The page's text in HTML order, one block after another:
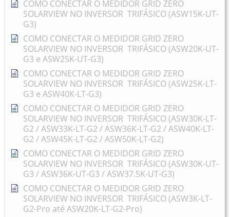
COMO CONECTAR O MEDIDOR GRID ZERO
SOLARVIEW NO INVERSOR TRIFÁSICO (ASW15K-UT-
G3)
COMO CONECTAR O MEDIDOR GRID ZERO
SOLARVIEW NO INVERSOR TRIFÁSICO (ASW20K-UT-
G3 e ASW25K-UT-G3)
COMO CONECTAR O MEDIDOR GRID ZERO
SOLARVIEW NO INVERSOR TRIFÁSICO (ASW25K-LT-
G3 e ASW40K-LT-G3)
COMO CONECTAR O MEDIDOR GRID ZERO
SOLARVIEW NO INVERSOR TRIFÁSICO (ASW30K-LT-
G2 / ASW33K-LT-G2 / ASW36K-LT-G2 / ASW40K-LT-
G2 / ASW45K-LT-G2 / ASW50K-LT-G2)
COMO CONECTAR O MEDIDOR GRID ZERO
SOLARVIEW NO INVERSOR TRIFÁSICO (ASW30K-UT-
G3 / ASW36K-UT-G3 / ASW37.5K-UT-G3)
COMO CONECTAR O MEDIDOR GRID ZERO
SOLARVIEW NO INVERSOR TRIFÁSICO (ASW3K-LT-
G2-Pro até ASW20K-LT-G2-Pro)